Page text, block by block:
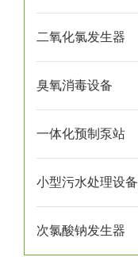
二氧化氯发生器
臭氧消毒设备
一体化预制泵站
小型污水处理设备
次氯酸钠发生器